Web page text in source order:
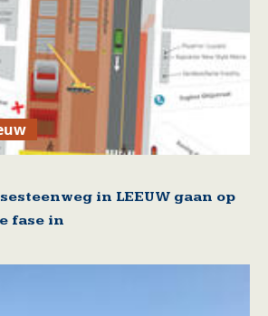
in LEEUW gaan op
fase in